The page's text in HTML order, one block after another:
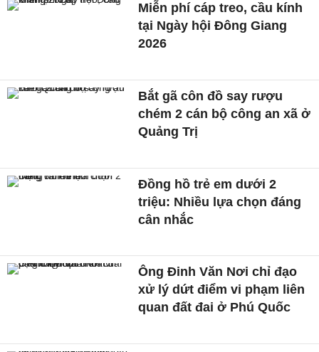
Miễn phí cáp treo, cầu kính
tại Ngày hội Đông Giang
2026
Bắt gã côn đồ say rượu
chém 2 cán bộ công an xã ở
Quảng Trị
Đồng hồ trẻ em dưới 2
triệu: Nhiều lựa chọn đáng
cân nhắc
Ông Đinh Văn Nơi chỉ đạo
xử lý dứt điểm vi phạm liên
quan đất đai ở Phú Quốc